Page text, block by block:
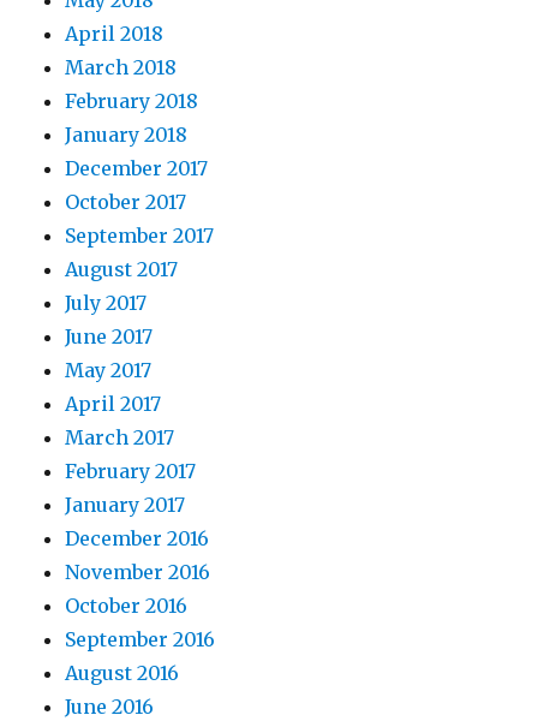
April 2018
March 2018
February 2018
January 2018
December 2017
October 2017
September 2017
August 2017
July 2017
June 2017
May 2017
April 2017
March 2017
February 2017
January 2017
December 2016
November 2016
October 2016
September 2016
August 2016
June 2016